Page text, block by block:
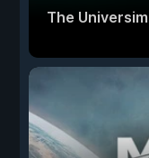
The Universim